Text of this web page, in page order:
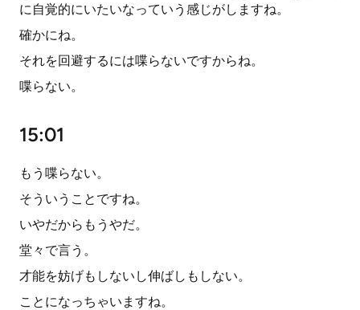
に自覚的にいたいなっていう感じがしますね。
確かにね。
それを回避するには喋らないですからね。
喋らない。
15:01
もう喋らない。
そういうことですね。
いやだからもうやだ。
堂々で言う。
才能を妨げもしないし伸ばしもしない。
ことになっちゃいますね。